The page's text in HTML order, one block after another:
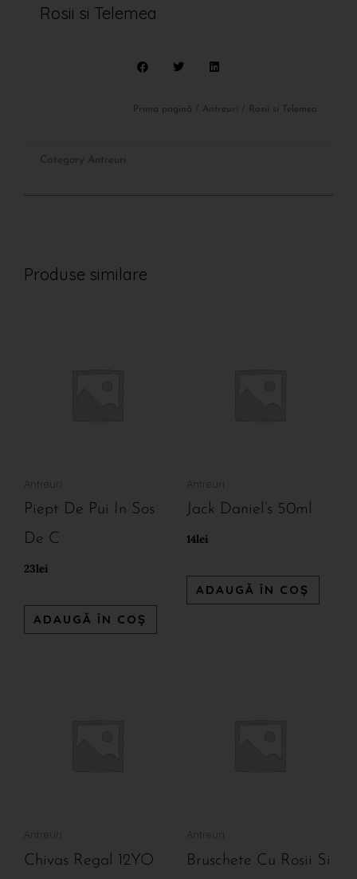
Rosii si Telemea
Prima pagină / Antreuri / Rosii si Telemea
Category Antreuri
Produse similare
Antreuri
Piept De Pui In Sos
De C
23lei
ADAUGĂ ÎN COȘ
Antreuri
Jack Daniel’s 50ml
14lei
ADAUGĂ ÎN COȘ
Antreuri
Chivas Regal 12YO
Antreuri
Bruschete Cu Rosii Si